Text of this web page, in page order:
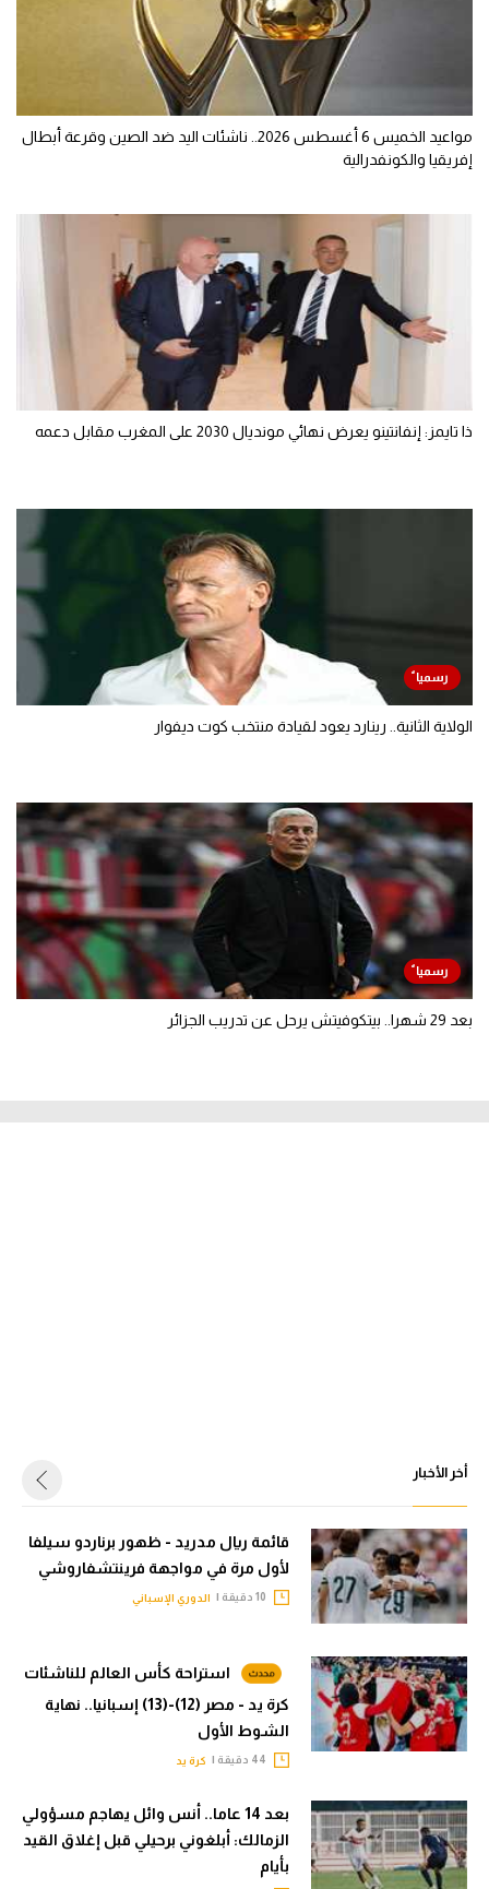
مواعيد الخميس 6 أغسطس 2026.. ناشئات اليد ضد الصين وقرعة أبطال
إفريقيا والكونفدرالية
ذا تايمز: إنفانتينو يعرض نهائي مونديال 2030 على المغرب مقابل دعمه
الولاية الثانية.. رينارد يعود لقيادة منتخب كوت ديفوار
بعد 29 شهرا.. بيتكوفيتش يرحل عن تدريب الجزائر
أخر الأخبار
قائمة ريال مدريد - ظهور برناردو سيلفا
لأول مرة في مواجهة فرينتشفاروشي
الدوري الإسباني
استراحة كأس العالم للناشئات
كرة يد - مصر (12)-(13) إسبانيا.. نهاية
الشوط الأول
كرة يد
بعد 14 عاما.. أنس وائل يهاجم مسؤولي
الزمالك: أبلغوني برحيلي قبل إغلاق القيد
بأيام